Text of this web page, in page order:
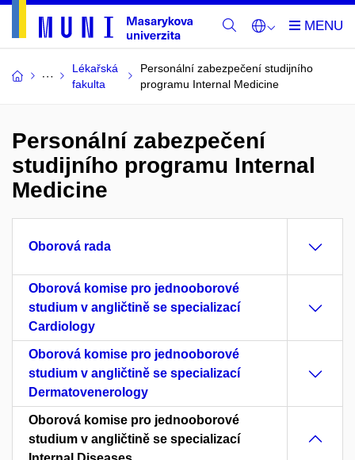
Lékařská
fakulta
Personální zabezpečení studijního
programu Internal Medicine
Personální zabezpečení
studijního programu Internal
Medicine
Oborová rada
Oborová komise pro jednooborové
studium v angličtině se specializací
Cardiology
Oborová komise pro jednooborové
studium v angličtině se specializací
Dermatovenerology
Oborová komise pro jednooborové
studium v angličtině se specializací